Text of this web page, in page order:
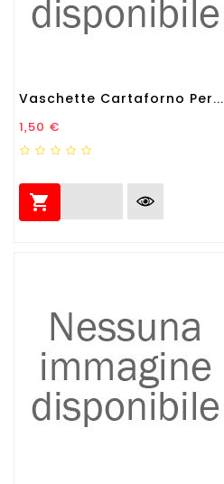
Vaschette Cartaforno Per...
Prezzo
1,50 €
